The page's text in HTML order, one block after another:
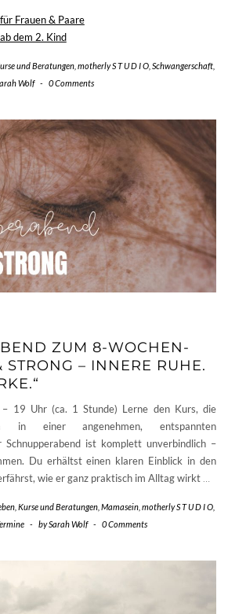
Frauen & Paare
dem 2. Kind
und Beratungen motherly S T U D I O Schwangerschaft
Wolf - 0 Comments
ZUM 8-WOCHEN-
STRONG – INNERE RUHE.
19 Uhr (ca. 1 Stunde) Lerne den Kurs, die
in einer angenehmen, entspannten
Schnupperabend ist komplett unverbindlich –
Du erhältst einen klaren Einblick in den
wie er ganz praktisch im Alltag wirkt
Kurse und Beratungen Mamasein motherly S T U D I O
- bySarah Wolf - 0 Comments